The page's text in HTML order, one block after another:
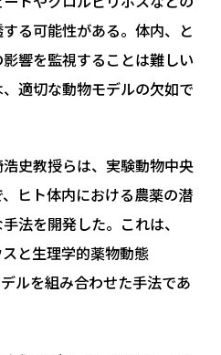
る可能性がある。体内、と
響を監視することは難しい
適切な動物モデルの欠如で
史教授らは、実験動物中央
ヒト体内における農薬の潜
法を開発した。これは、
スと生理学的薬物動態
ルを組み合わせた手法であ